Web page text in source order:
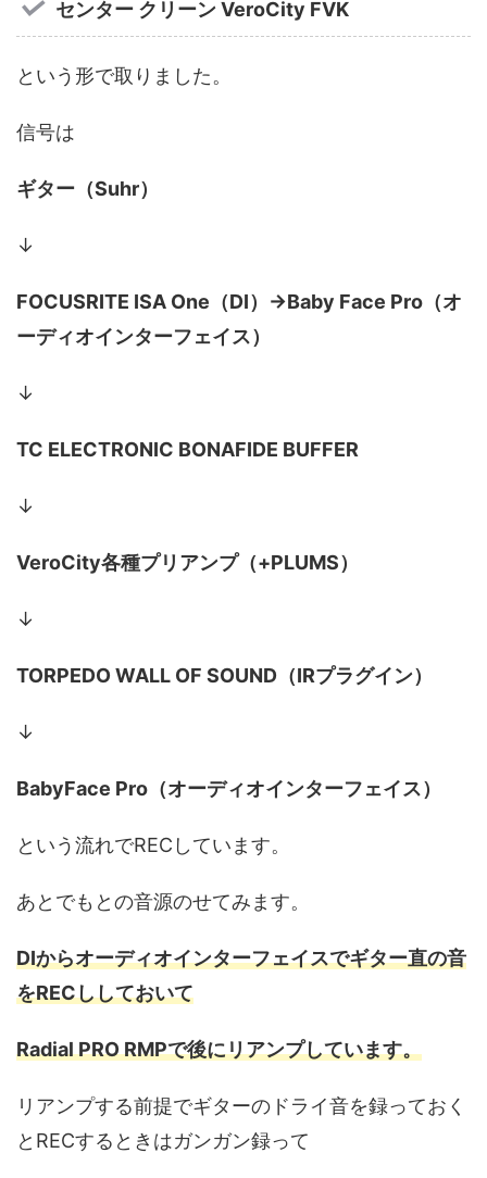
センター クリーン VeroCity FVK
という形で取りました。
信号は
ギター（Suhr）
↓
FOCUSRITE ISA One（DI）→Baby Face Pro（オ
ーディオインターフェイス）
↓
TC ELECTRONIC BONAFIDE BUFFER
↓
VeroCity各種プリアンプ（+PLUMS）
↓
TORPEDO WALL OF SOUND（IRプラグイン）
↓
BabyFace Pro（オーディオインターフェイス）
という流れでRECしています。
あとでもとの音源のせてみます。
DIからオーディオインターフェイスでギター直の音
をRECししておいて
Radial PRO RMPで後にリアンプしています。
リアンプする前提でギターのドライ音を録っておく
とRECするときはガンガン録って